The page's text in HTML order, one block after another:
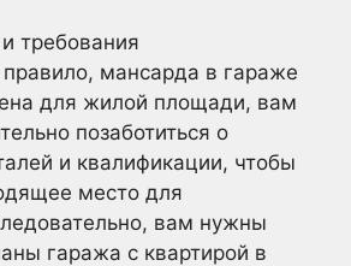
требования
правило, мансарда в гараже
для жилой площади, вам
позаботиться о
и квалификации, чтобы
место для
вам нужны
гаража с квартирой в